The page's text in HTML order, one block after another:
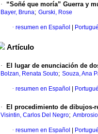
· “Soñé que moría” Guerra y
Bayer, Bruna; Gurski, Rose
· resumen en Español
Artículo
· El lugar de enunciación de
Bolzan, Renata Souto; Souza, Ana
· resumen en Español
· El procedimiento de dibujos-
Visintin, Carlos Del Negro;
· resumen en Español